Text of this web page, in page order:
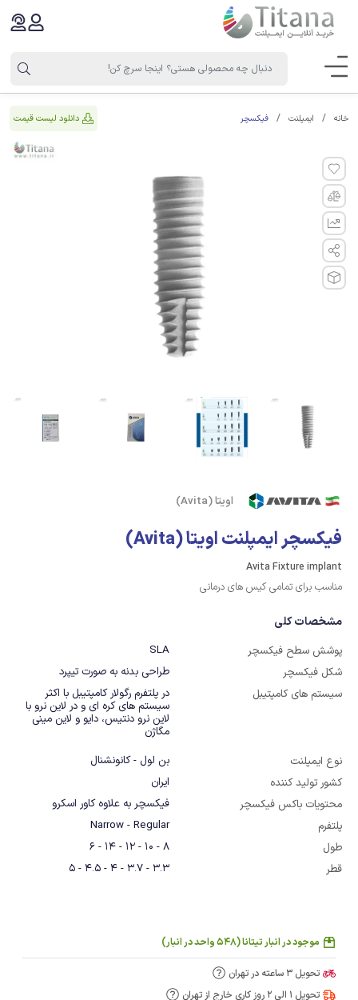
خانه ایمپلنت فیکسچر دانلود لیست قیمت
اویتا (Avita)
فیکسچر ایمپلنت اویتا (Avita)
Avita Fixture implant
مناسب برای تمامی کیس های درمانی
مشخصات کلی
پوشش سطح فیکسچر
SLA
شکل فیکسچر
طراحی بدنه به صورت تیپرد
سیستم های کامپتیبل
مگاژن
نوع ایمپلنت
بن لول - کانونشنال
کشور تولید کننده
ایران
محتویات باکس فیکسچر
فیکسچر به علاوه کاور اسکرو
پلتفرم
Narrow - Regular
طول
8 - 10 - 12 - 14 - 6
قطر
3.3 - 3.7 - 4 - 4.5 - 5
موجود در انبار تیتانا (548 واحد در انبار)
تحویل 3 ساعته در تهران
تحویل 1 الی 2 روز کاری خارج از تهران